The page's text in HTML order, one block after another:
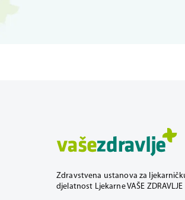
Zdravstvena ustanova za
djelatnost Ljekarne VAŠE ZDRAVLJE